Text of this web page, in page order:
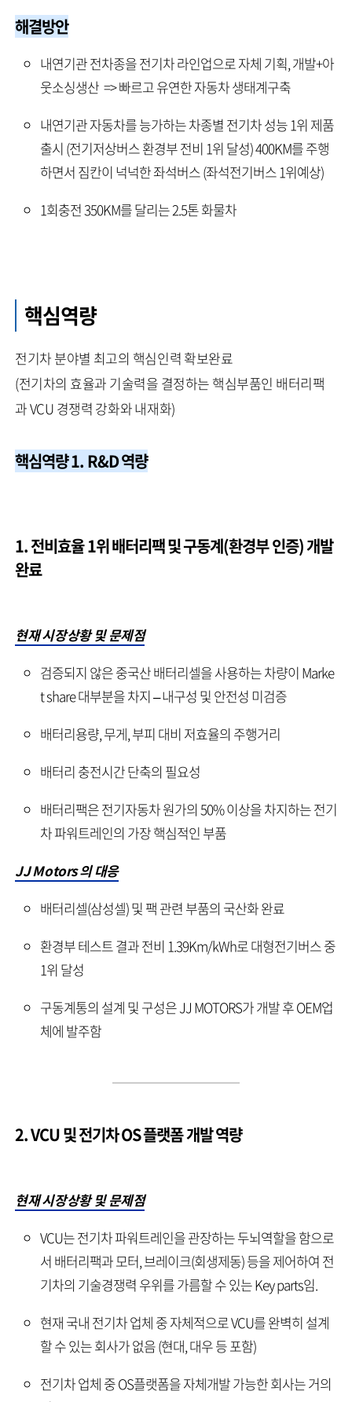
해결방안
내연기관 전차종을 전기차 라인업으로 자체 기획, 개발+아
웃소싱생산 => 빠르고 유연한 자동차 생태계구축
내연기관 자동차를 능가하는 차종별 전기차 성능 1위 제품
출시 (전기저상버스 환경부 전비 1위 달성) 400KM를 주행
하면서 짐칸이 넉넉한 좌석버스 (좌석전기버스 1위예상)
1회충전 350KM를 달리는 2.5톤 화물차
핵심역량
전기차 분야별 최고의 핵심인력 확보완료
(전기차의 효율과 기술력을 결정하는 핵심부품인 배터리팩
과 VCU 경쟁력 강화와 내재화)
핵심역량 1. R&D 역량
1. 전비효율 1위 배터리팩 및 구동계(환경부 인증) 개발
완료
현재 시장상황 및 문제점
검증되지 않은 중국산 배터리셀을 사용하는 차량이 Marke
t share 대부분을 차지 – 내구성 및 안전성 미검증
배터리용량, 무게, 부피 대비 저효율의 주행거리
배터리 충전시간 단축의 필요성
배터리팩은 전기자동차 원가의 50% 이상을 차지하는 전기
차 파워트레인의 가장 핵심적인 부품
JJ Motors 의 대응
배터리셀(삼성셀) 및 팩 관련 부품의 국산화 완료
환경부 테스트 결과 전비 1.39Km/kWh로 대형전기버스 중
1위 달성
구동계통의 설계 및 구성은 JJ MOTORS가 개발 후 OEM업
체에 발주함
2. VCU 및 전기차 OS 플랫폼 개발 역량
현재 시장상황 및 문제점
VCU는 전기차 파워트레인을 관장하는 두뇌역할을 함으로
서 배터리팩과 모터, 브레이크(회생제동) 등을 제어하여 전
기차의 기술경쟁력 우위를 가름할 수 있는 Key parts임.
현재 국내 전기차 업체 중 자체적으로 VCU를 완벽히 설계
할 수 있는 회사가 없음 (현대, 대우 등 포함)
전기차 업체 중 OS플랫폼을 자체개발 가능한 회사는 거의